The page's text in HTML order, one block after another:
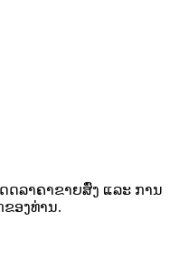
ດລາຄາຂາຍສົ່ງ ແລະ ການ
ອງທ່ານ.